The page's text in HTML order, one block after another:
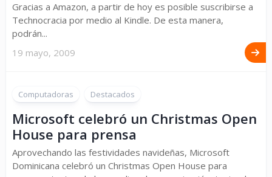
Gracias a Amazon, a partir de hoy es posible suscribirse a
Technocracia por medio al Kindle. De esta manera,
podrán...
19 mayo, 2009
Computadoras Destacados
Microsoft celebró un Christmas Open
House para prensa
Aprovechando las festividades navideñas, Microsoft
Dominicana celebró un Christmas Open House para